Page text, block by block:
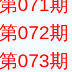
071
072
073